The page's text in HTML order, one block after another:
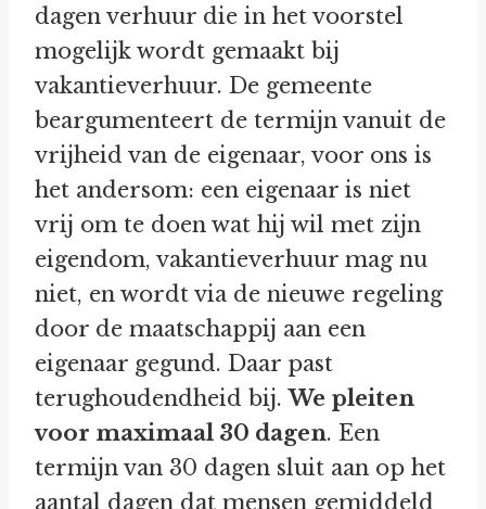
dagen verhuur die in het voorstel
mogelijk wordt gemaakt bij
vakantieverhuur. De gemeente
beargumenteert de termijn vanuit de
vrijheid van de eigenaar, voor ons is
het andersom: een eigenaar is niet
vrij om te doen wat hij wil met zijn
eigendom, vakantieverhuur mag nu
niet, en wordt via de nieuwe regeling
door de maatschappij aan een
eigenaar gegund. Daar past
terughoudendheid bij.We pleiten
voor maximaal 30 dagen. Een
termijn van 30 dagen sluit aan op het
aantal dagen dat mensen gemiddeld